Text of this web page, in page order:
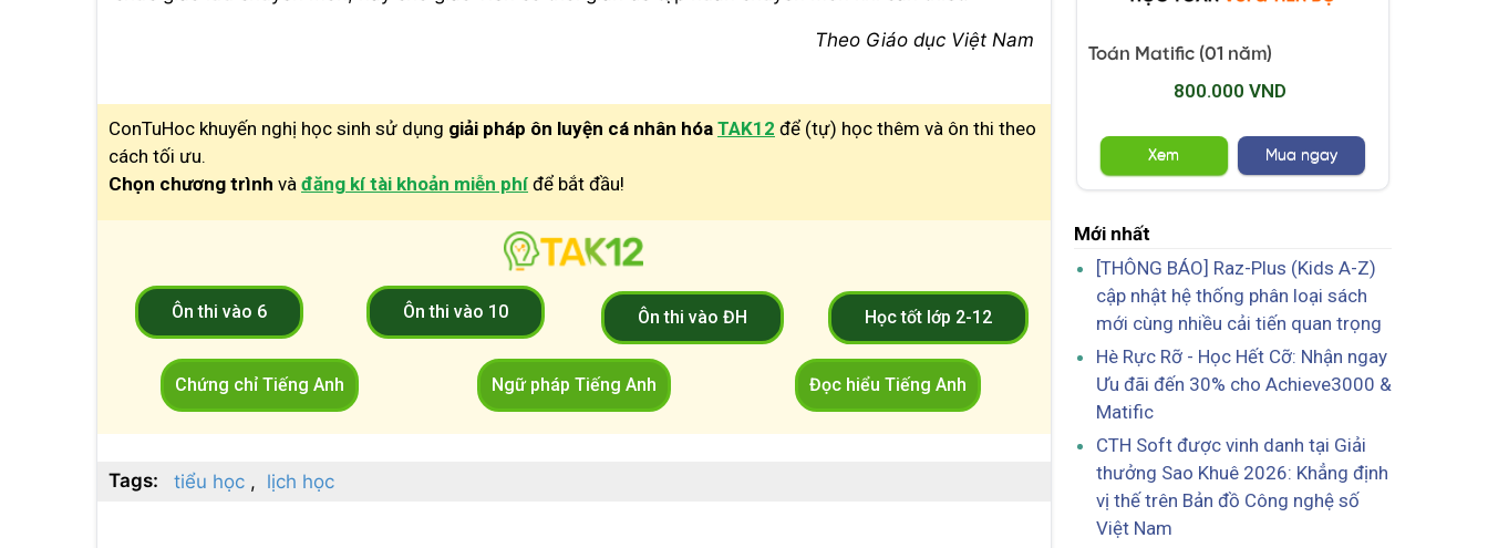
Theo Giáo dục Việt Nam
ConTuHoc khuyến nghị học sinh sử dụng giải pháp ôn luyện cá nhân hóa TAK12 để (tự) học thêm và ôn thi theo
cách tối ưu.
Chọn chương trình và đăng kí tài khoản miễn phí để bắt đầu!
Ôn thi vào 6 Ôn thi vào 10 Ôn thi vào ĐH Học tốt lớp 2-12
Chứng chỉ Tiếng Anh Ngữ pháp Tiếng Anh Đọc hiểu Tiếng Anh
Tags: tiểu học lịch học
Toán Matific (01 năm)
800.000 VND
Xem Mua ngay
Mới nhất
[THÔNG BÁO] Raz-Plus (Kids A-Z)
cập nhật hệ thống phân loại sách
mới cùng nhiều cải tiến quan trọng
Hè Rực Rỡ - Học Hết Cỡ: Nhận ngay
Ưu đãi đến 30% cho Achieve3000 &
Matific
CTH Soft được vinh danh tại Giải
thưởng Sao Khuê 2026: Khẳng định
vị thế trên Bản đồ Công nghệ số
Việt Nam